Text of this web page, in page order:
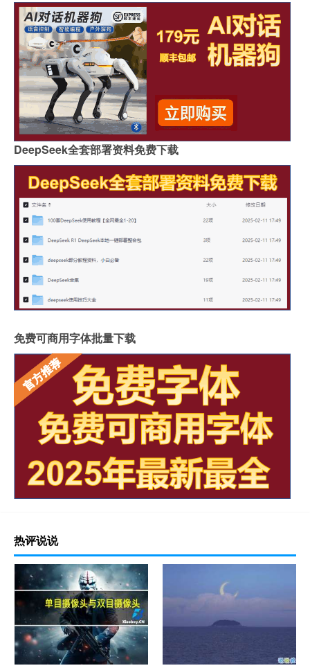
DeepSeek全套部署资料免费下载
免费可商用字体批量下载
热评说说